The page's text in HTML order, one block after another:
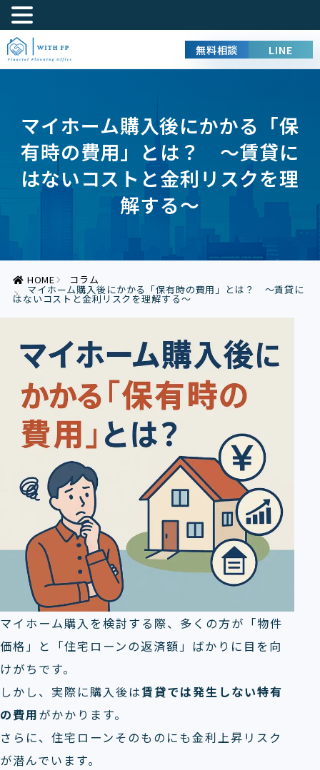
無料相談 LINE
マイホーム購入後にかかる「保
有時の費用」とは？ ～賃貸に
はないコストと金利リスクを理
解する～
HOME コラム
マイホーム購入後にかかる「保有時の費用」とは？ ～賃貸に
はないコストと金利リスクを理解する～
マイホーム購入を検討する際、多くの方が「物件
価格」と「住宅ローンの返済額」ばかりに目を向
けがちです。
しかし、実際に購入後は賃貸では発生しない特有
の費用がかかります。
さらに、住宅ローンそのものにも金利上昇リスク
が潜んでいます。